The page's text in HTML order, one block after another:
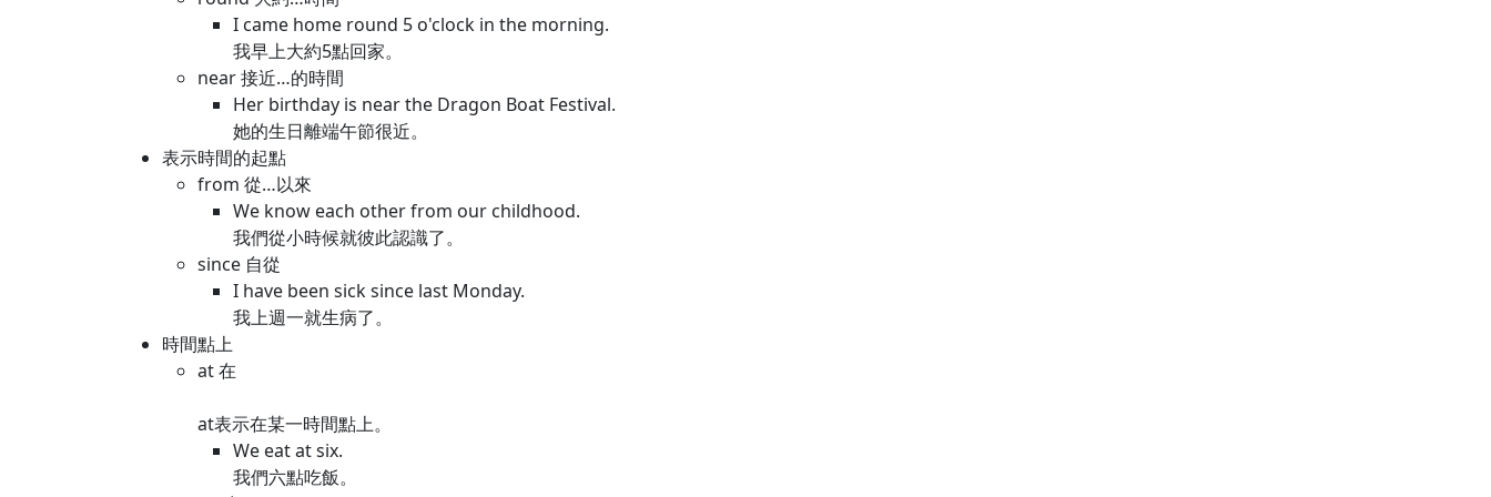
I came home round 5 o'clock in the morning.
我早上大約5點回家。
near 接近…的時間
Her birthday is near the Dragon Boat Festival.
她的生日離端午節很近。
表示時間的起點
from 從…以來
We know each other from our childhood.
我們從小時候就彼此認識了。
since 自從
I have been sick since last Monday.
我上週一就生病了。
時間點上
at 在
at表示在某一時間點上。
We eat at six.
我們六點吃飯。